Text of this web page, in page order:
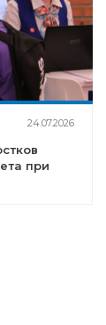
24.07.2026
при